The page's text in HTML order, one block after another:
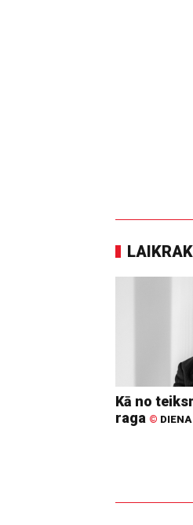
Kā no
raga © DIENA